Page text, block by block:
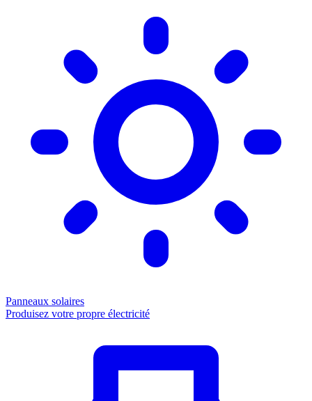
Panneaux solaires
Produisez votre propre électricité